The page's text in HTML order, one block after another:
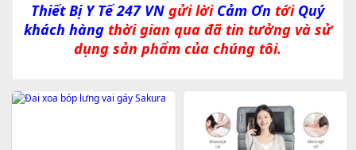
Thiết Bị Y Tế 247 VN gửi lời Cảm Ơn tới Quý
khách hàngthời gian qua đã tin tưởng và sử
dụng sản phẩm của chúng tôi.